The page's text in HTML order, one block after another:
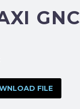
GNC
FILE